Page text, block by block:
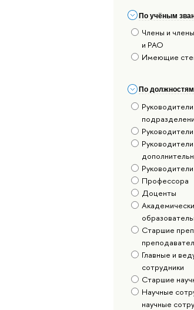
По учёным
Члены и
и РАО
Имеющие
По должностям
Профессора
Доценты
Старшие
Главные и
сотрудники
Старшие
Научные
научные